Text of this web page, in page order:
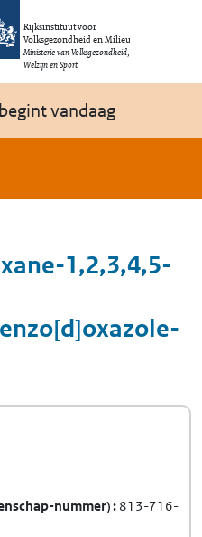
Rijksinstituut voor
Volksgezondheid en Milieu
Ministerie van Volksgezondheid,
Welzijn en Sport
begint vandaag
1,2,3,4,5-
nummer) 813-716-